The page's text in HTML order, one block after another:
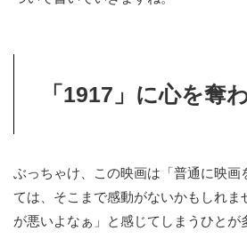
「1917」に心を奪
ぶっちゃけ、この映画は「普通に映画
ては、そこまで感動がないかもしれま
が悪いよなぁ」と感じてしまうひとが